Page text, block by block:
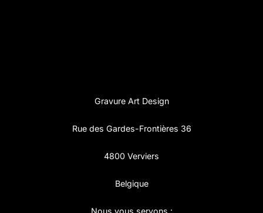
Gravure Art Design
Rue des Gardes-Frontières 36
4800 Verviers
Belgique
Nous vous servons :